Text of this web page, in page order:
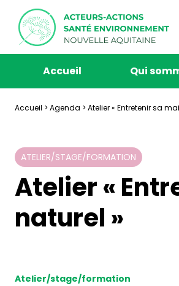
Accueil Qui
Accueil > Agenda > Atelier « Entretenir sa
ATELIER/STAGE/FORMATION
Atelier «
naturel »
Atelier/stage/formation